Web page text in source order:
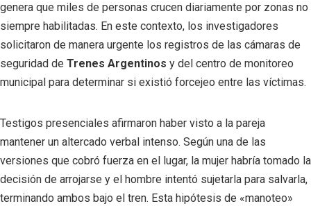
genera que miles de personas crucen diariamente por zonas no
siempre habilitadas. En este contexto, los investigadores
solicitaron de manera urgente los registros de las cámaras de
seguridad de Trenes Argentinos y del centro de monitoreo
municipal para determinar si existió forcejeo entre las víctimas.
Testigos presenciales afirmaron haber visto a la pareja
mantener un altercado verbal intenso. Según una de las
versiones que cobró fuerza en el lugar, la mujer habría tomado la
decisión de arrojarse y el hombre intentó sujetarla para salvarla,
terminando ambos bajo el tren. Esta hipótesis de «manoteo»